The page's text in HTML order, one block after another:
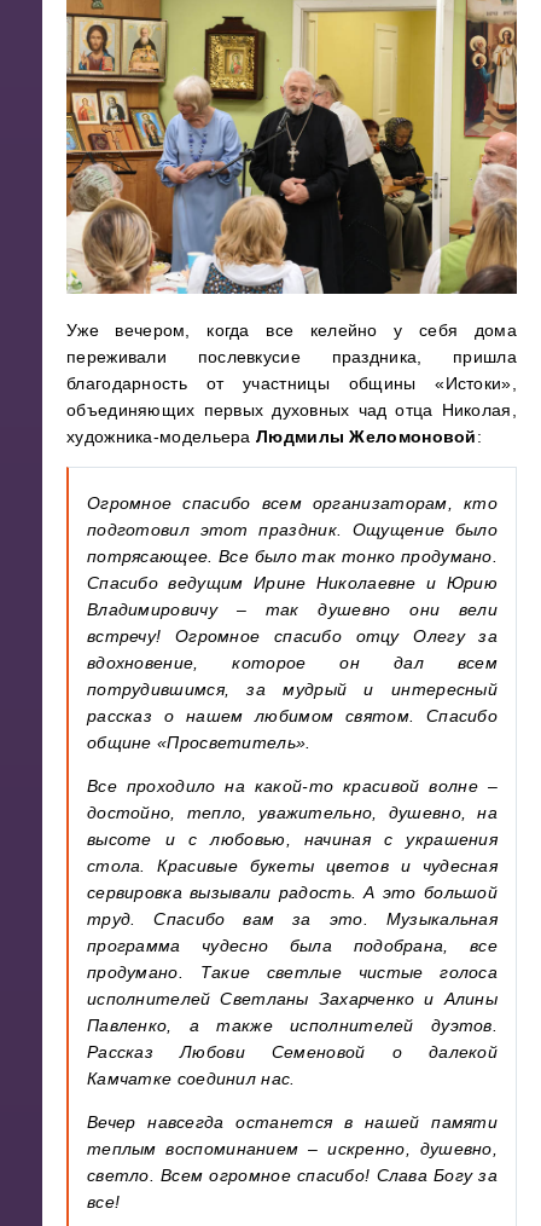
Уже вечером, когда все келейно у себя дома
переживали послевкусие праздника, пришла
благодарность от участницы общины «Истоки»,
объединяющих первых духовных чад отца Николая,
художника-модельераЛюдмилы Желомоновой:
Огромное спасибо всем организаторам, кто
подготовил этот праздник. Ощущение было
потрясающее. Все было так тонко продумано.
Спасибо ведущим Ирине Николаевне и Юрию
Владимировичу – так душевно они вели
встречу! Огромное спасибо отцу Олегу за
вдохновение, которое он дал всем
потрудившимся, за мудрый и интересный
рассказ о нашем любимом святом. Спасибо
общине «Просветитель».
Все проходило на какой-то красивой волне –
достойно, тепло, уважительно, душевно, на
высоте и с любовью, начиная с украшения
стола. Красивые букеты цветов и чудесная
сервировка вызывали радость. А это большой
труд. Спасибо вам за это. Музыкальная
программа чудесно была подобрана, все
продумано. Такие светлые чистые голоса
исполнителей Светланы Захарченко и Алины
Павленко, а также исполнителей дуэтов.
Рассказ Любови Семеновой о далекой
Камчатке соединил нас.
Вечер навсегда останется в нашей памяти
теплым воспоминанием – искренно, душевно,
светло. Всем огромное спасибо! Слава Богу за
все!